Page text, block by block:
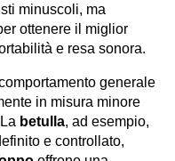
minuscoli, ma
ottenere il miglior
e resa sonora.
generale
in misura minore
betulla, ad esempio,
e controllato,